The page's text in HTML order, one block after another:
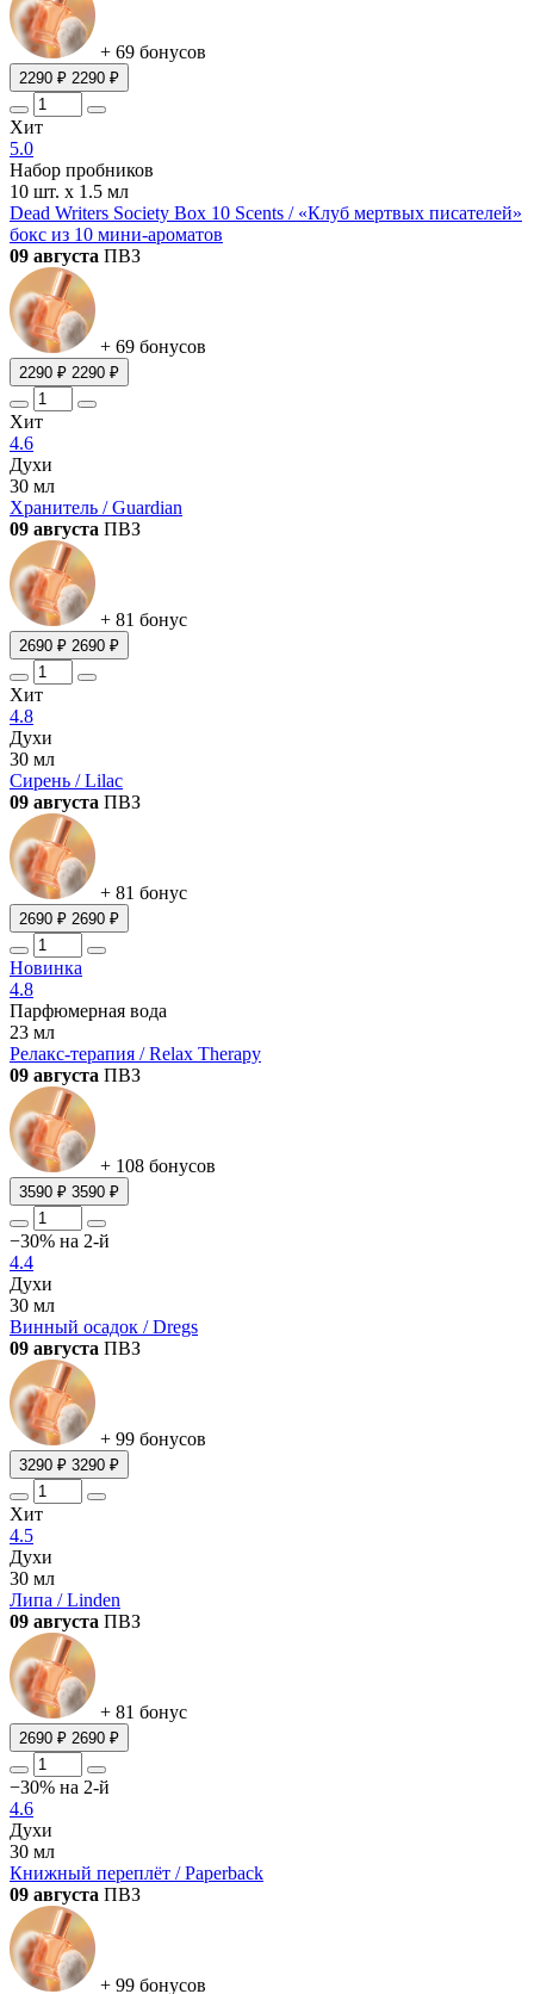
+ 69 бонусов
2290 ₽ 2290 ₽
Хит
5.0
Набор пробников
10 шт. х 1.5 мл
Dead Writers Society Box 10 Scents / «Клуб мертвых писателей»
бокс из 10 мини-ароматов
09 августа ПВЗ
+ 69 бонусов
2290 ₽ 2290 ₽
Хит
4.6
Духи
30 мл
Хранитель / Guardian
09 августа ПВЗ
+ 81 бонус
2690 ₽ 2690 ₽
Хит
4.8
Духи
30 мл
Сирень / Lilac
09 августа ПВЗ
+ 81 бонус
2690 ₽ 2690 ₽
Новинка
4.8
Парфюмерная вода
23 мл
Релакс-терапия / Relax Therapy
09 августа ПВЗ
+ 108 бонусов
3590 ₽ 3590 ₽
−30% на 2-й
4.4
Духи
30 мл
Винный осадок / Dregs
09 августа ПВЗ
+ 99 бонусов
3290 ₽ 3290 ₽
Хит
4.5
Духи
30 мл
Липа / Linden
09 августа ПВЗ
+ 81 бонус
2690 ₽ 2690 ₽
−30% на 2-й
4.6
Духи
30 мл
Книжный переплёт / Paperback
09 августа ПВЗ
+ 99 бонусов